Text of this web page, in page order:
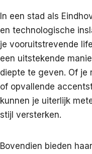
In een stad als
en technologische
je vooruitstrevende
een uitstekende
diepte te geven. Of je
of opvallende
kunnen je uiterlijk
stijl versterken.
Bovendien bieden